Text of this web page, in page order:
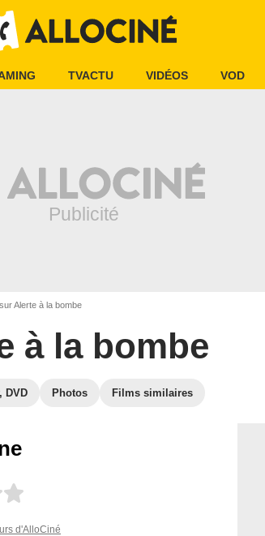
TVACTU VIDÉOS VOD
Alerte à la bombe
à la bombe
DVD Photos Films similaires
d'AlloCiné